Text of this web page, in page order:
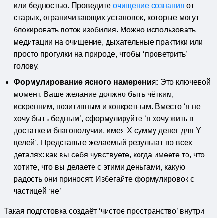
или бедностью. Проведите очищение сознания от
старых, ограничивающих установок, которые могут
блокировать поток изобилия. Можно использовать
медитации на очищение, дыхательные практики или
просто прогулки на природе, чтобы ‘проветрить’
голову.
Формулирование ясного намерения: Это ключевой
момент. Ваше желание должно быть чётким,
искренним, позитивным и конкретным. Вместо ‘я не
хочу быть бедным’, сформулируйте ‘я хочу жить в
достатке и благополучии, имея Х сумму денег для Y
целей’. Представьте желаемый результат во всех
деталях: как вы себя чувствуете, когда имеете то, что
хотите, что вы делаете с этими деньгами, какую
радость они приносят. Избегайте формулировок с
частицей ‘не’.
Такая подготовка создаёт ‘чистое пространство’ внутри